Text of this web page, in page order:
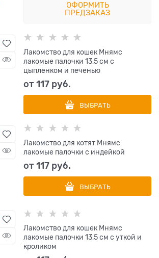
ОФОРМИТЬ
ПРЕДЗАКАЗ
Лакомство для кошек Мнямс
лакомые палочки 13,5 см с
цыпленком и печенью
от117 руб.
ВЫБРАТЬ
Лакомство для котят Мнямс
лакомые палочки с индейкой
от117 руб.
ВЫБРАТЬ
Лакомство для кошек Мнямс
лакомые палочки 13,5 см с уткой и
кроликом